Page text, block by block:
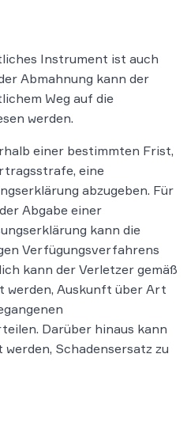
Instrument ist auch
Abmahnung kann der
Weg auf die
werden.
einer bestimmten Frist,
eine
abzugeben. Für
Abgabe einer
kann die
Verfügungsverfahrens
kann der Verletzer gemäß
werden, Auskunft über Art
Darüber hinaus kann
Schadensersatz zu